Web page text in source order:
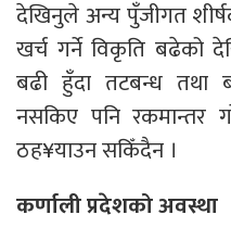
देखिनुले अन्य पुँजीगत
खर्च गर्ने विकृति बढेको
बढी हुँदा तटबन्ध तथा
नसकिए पनि रकमान्तर
ठह¥याउन सकिँदैन ।
कर्णाली प्रदेशको अवस्था